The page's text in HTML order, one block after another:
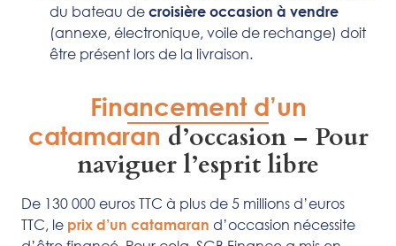
du bateau de croisière occasion à vendre
(annexe, électronique, voile de rechange) doit
être présent lors de la livraison.
Financement d’un
catamaran d’occasion – Pour
naviguer l’esprit libre
De 130 000 euros TTC à plus de 5 millions d’euros
TTC, le prix d’un catamaran d’occasion nécessite